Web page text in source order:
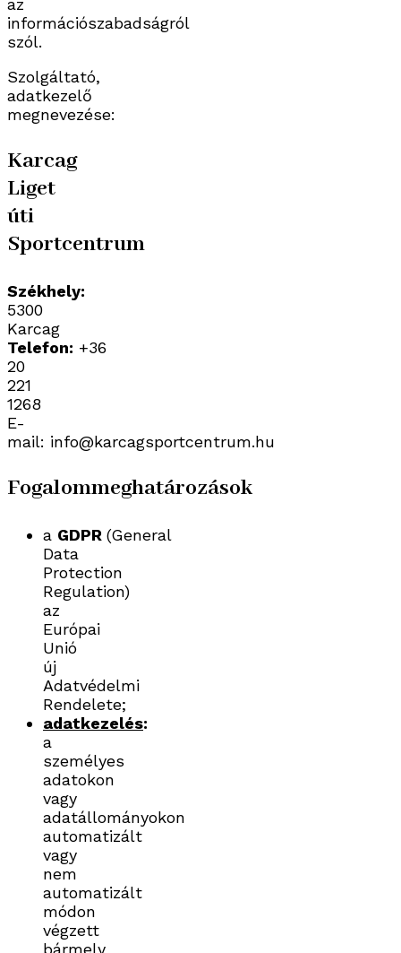
az
információszabadságról
szól.
Szolgáltató,
adatkezelő
megnevezése:
Karcag
Liget
úti
Sportcentrum
Székhely:
5300
Karcag
Telefon: +36
20
221
1268
E-
mail: info@karcagsportcentrum.hu
Fogalommeghatározások
a GDPR (General
Data
Protection
Regulation)
az
Európai
Unió
új
Adatvédelmi
Rendelete;
adatkezelés:
a
személyes
adatokon
vagy
adatállományokon
automatizált
vagy
nem
automatizált
módon
végzett
bármely